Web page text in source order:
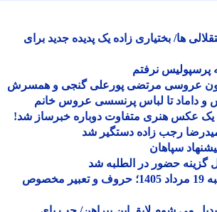
ها/ بختیاری زاده یک پدیده جدید برای
نرفتم
عروسی مرتضی پورعلی گنجی و همسرش
تا لباس پرنسسی عروس خانم
عکس هنری متفاوت دوباره خبرساز شد!
رجب زاده دستگیر شد
سپاهان
حضور در الطلبه شد
فال ابجد فردا دوشنبه 19 مرداد 1405؛ حروف و تعبیر مخصوص